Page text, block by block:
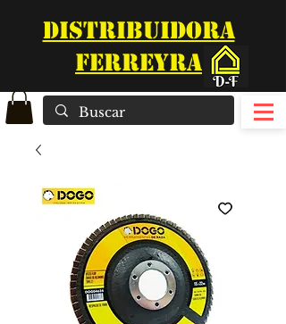
DISTRIBUIDORA
FERREYRA